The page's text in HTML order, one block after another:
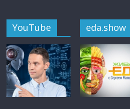
YouTube eda.show